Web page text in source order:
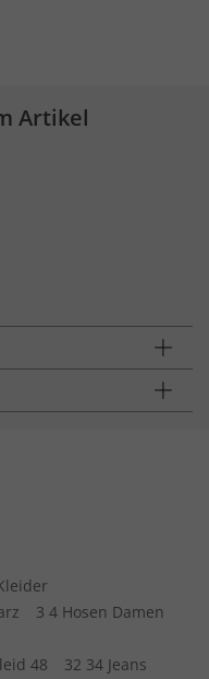
Artikel
3 4 Hosen Damen
48
32 34 Jeans